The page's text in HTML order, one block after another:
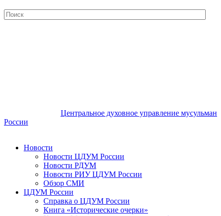
Центральное духовное управление мусульман
России
Новости
Новости ЦДУМ России
Новости РДУМ
Новости РИУ ЦДУМ России
Обзор СМИ
ЦДУМ России
Справка о ЦДУМ России
Книга «Исторические очерки»